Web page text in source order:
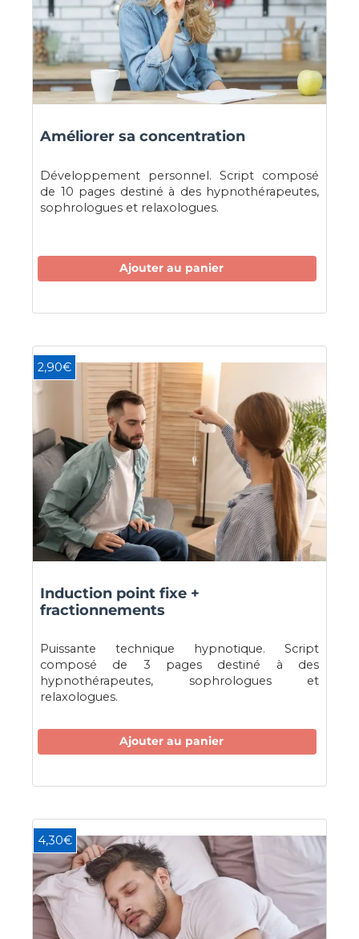
Améliorer sa concentration
Développement personnel. Script composé
de 10 pages destiné à des hypnothérapeutes,
sophrologues et relaxologues.
Ajouter au panier
2,90€
Induction point fixe +
fractionnements
Puissante technique hypnotique. Script
composé de 3 pages destiné à des
hypnothérapeutes, sophrologues et
relaxologues.
Ajouter au panier
4,30€